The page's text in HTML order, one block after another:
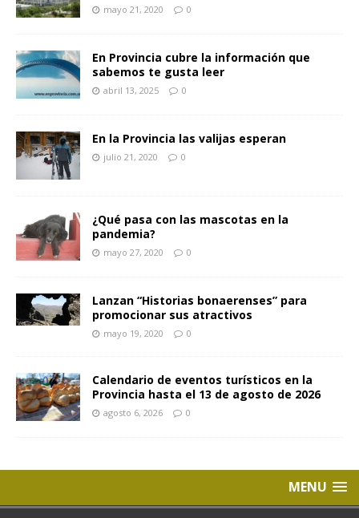
mayo 21, 2020 0
En Provincia cubre la información que
sabemos te gusta leer
abril 13, 2025 0
En la Provincia las valijas esperan
julio 21, 2020 0
¿Qué pasa con las mascotas en la
pandemia?
mayo 27, 2020 0
Lanzan “Historias bonaerenses” para
promocionar sus atractivos
mayo 19, 2020 0
Calendario de eventos turísticos en la
Provincia hasta el 13 de agosto de 2026
agosto 6, 2026 0
MENU